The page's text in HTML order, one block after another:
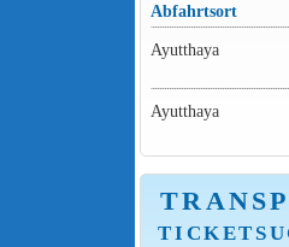
Abfahrtsort
Ayutthaya
Ayutthaya